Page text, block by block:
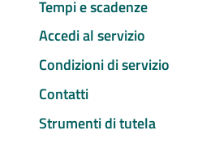
Tempi e scadenze
Accedi al servizio
Condizioni di servizio
Contatti
Strumenti di tutela